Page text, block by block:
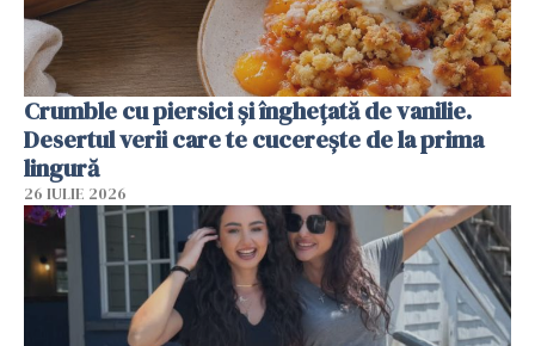
Crumble cu piersici și înghețată de vanilie.
Desertul verii care te cucerește de la prima
lingură
26 IULIE 2026